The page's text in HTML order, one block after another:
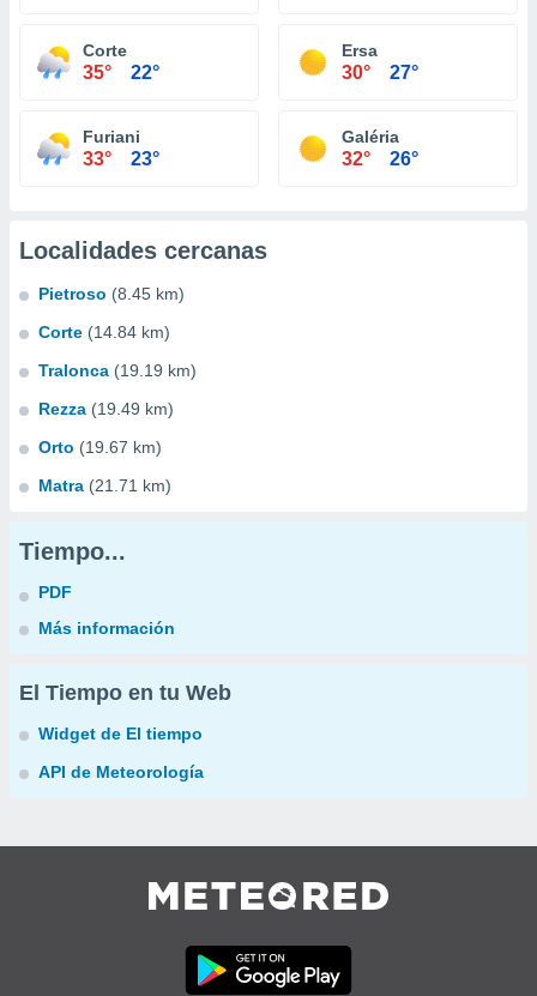
Corte
35° 22°
Ersa
30° 27°
Furiani
33° 23°
Galéria
32° 26°
Localidades cercanas
Pietroso (8.45 km)
Corte (14.84 km)
Tralonca (19.19 km)
Rezza (19.49 km)
Orto (19.67 km)
Matra (21.71 km)
Tiempo...
PDF
Más información
El Tiempo en tu Web
Widget de El tiempo
API de Meteorología